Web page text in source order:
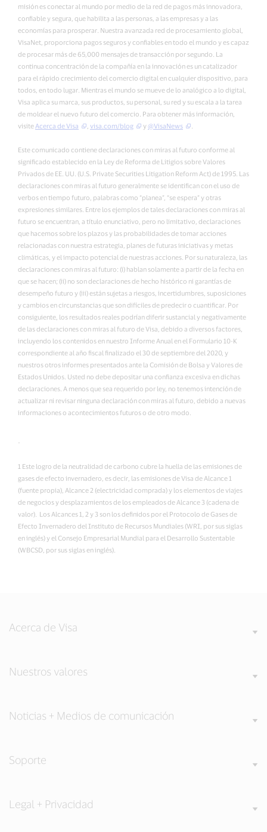
misión es conectar al mundo por medio de la red de pagos más innovadora,
confiable y segura, que habilita a las personas, a las empresas y a las
economías para prosperar. Nuestra avanzada red de procesamiento global,
VisaNet, proporciona pagos seguros y confiables en todo el mundo y es capaz
de procesar más de 65,000 mensajes de transacción por segundo. La
continua concentración de la compañía en la innovación es un catalizador
para el rápido crecimiento del comercio digital en cualquier dispositivo, para
todos, en todo lugar. Mientras el mundo se mueve de lo analógico a lo digital,
Visa aplica su marca, sus productos, su personal, su red y su escala a la tarea
de moldear el nuevo futuro del comercio. Para obtener más información,
visite Acerca de Visa visa.com/blog y@VisaNews
Este comunicado contiene declaraciones con miras al futuro conforme al
significado establecido en la Ley de Reforma de Litigios sobre Valores
Privados de EE. UU. (U.S. Private Securities Litigation Reform Act) de 1995. Las
declaraciones con miras al futuro generalmente se identifican con el uso de
verbos en tiempo futuro, palabras como “planea”, “se espera” y otras
expresiones similares. Entre los ejemplos de tales declaraciones con miras al
futuro se encuentran, a título enunciativo, pero no limitativo, declaraciones
que hacemos sobre los plazos y las probabilidades de tomar acciones
relacionadas con nuestra estrategia, planes de futuras iniciativas y metas
climáticas, y el impacto potencial de nuestras acciones. Por su naturaleza, las
declaraciones con miras al futuro: (i) hablan solamente a partir de la fecha en
que se hacen; (ii) no son declaraciones de hecho histórico ni garantías de
desempeño futuro y (iii) están sujetas a riesgos, incertidumbres, suposiciones
y cambios en circunstancias que son difíciles de predecir o cuantificar. Por
consiguiente, los resultados reales podrían diferir sustancial y negativamente
de las declaraciones con miras al futuro de Visa, debido a diversos factores,
incluyendo los contenidos en nuestro Informe Anual en el Formulario 10-K
correspondiente al año fiscal finalizado el 30 de septiembre del 2020, y
nuestros otros informes presentados ante la Comisión de Bolsa y Valores de
Estados Unidos. Usted no debe depositar una confianza excesiva en dichas
declaraciones. A menos que sea requerido por ley, no tenemos intención de
actualizar ni revisar ninguna declaración con miras al futuro, debido a nuevas
informaciones o acontecimientos futuros o de otro modo.
-
1 Este logro de la neutralidad de carbono cubre la huella de las emisiones de
gases de efecto invernadero, es decir, las emisiones de Visa de Alcance 1
(fuente propia), Alcance 2 (electricidad comprada) y los elementos de viajes
de negocios y desplazamientos de los empleados de Alcance 3 (cadena de
valor). Los Alcances 1, 2 y 3 son los definidos por el Protocolo de Gases de
Efecto Invernadero del Instituto de Recursos Mundiales (WRI, por sus siglas
en inglés) y el Consejo Empresarial Mundial para el Desarrollo Sustentable
(WBCSD, por sus siglas en inglés).
Acerca de Visa
Nuestros valores
Noticias + Medios de comunicación
Soporte
Legal + Privacidad